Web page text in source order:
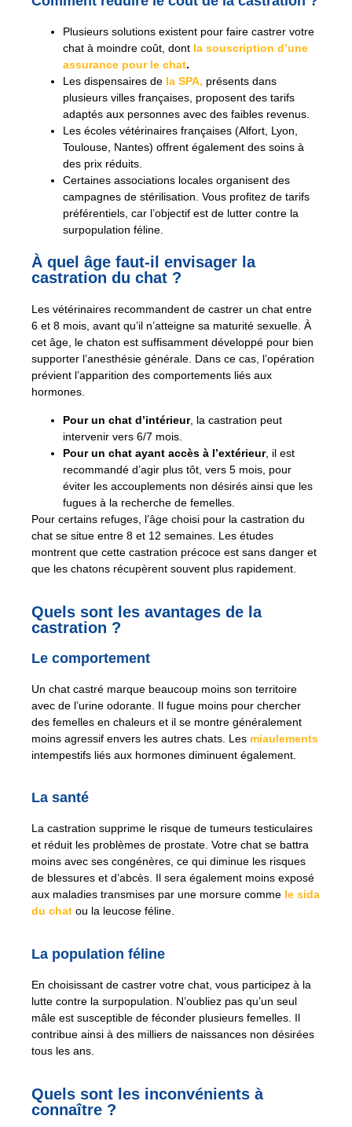
Plusieurs solutions existent pour faire castrer votre
chat à moindre coût, dont la souscription d’une
assurance pour le chat.
Les dispensaires de la SPA, présents dans
plusieurs villes françaises, proposent des tarifs
adaptés aux personnes avec des faibles revenus.
Les écoles vétérinaires françaises (Alfort, Lyon,
Toulouse, Nantes) offrent également des soins à
des prix réduits.
Certaines associations locales organisent des
campagnes de stérilisation. Vous profitez de tarifs
préférentiels, car l’objectif est de lutter contre la
surpopulation féline.
À quel âge faut-il envisager la
castration du chat ?
Les vétérinaires recommandent de castrer un chat entre
6 et 8 mois, avant qu’il n’atteigne sa maturité sexuelle. À
cet âge, le chaton est suffisamment développé pour bien
supporter l’anesthésie générale. Dans ce cas, l’opération
prévient l’apparition des comportements liés aux
hormones.
Pour un chat d’intérieur, la castration peut
intervenir vers 6/7 mois.
Pour un chat ayant accès à l’extérieur, il est
recommandé d’agir plus tôt, vers 5 mois, pour
éviter les accouplements non désirés ainsi que les
fugues à la recherche de femelles.
Pour certains refuges, l’âge choisi pour la castration du
chat se situe entre 8 et 12 semaines. Les études
montrent que cette castration précoce est sans danger et
que les chatons récupèrent souvent plus rapidement.
Quels sont les avantages de la
castration ?
Le comportement
Un chat castré marque beaucoup moins son territoire
avec de l’urine odorante. Il fugue moins pour chercher
des femelles en chaleurs et il se montre généralement
moins agressif envers les autres chats. Les miaulements
intempestifs liés aux hormones diminuent également.
La santé
La castration supprime le risque de tumeurs testiculaires
et réduit les problèmes de prostate. Votre chat se battra
moins avec ses congénères, ce qui diminue les risques
de blessures et d’abcès. Il sera également moins exposé
aux maladies transmises par une morsure comme le sida
du chat ou la leucose féline.
La population féline
En choisissant de castrer votre chat, vous participez à la
lutte contre la surpopulation. N’oubliez pas qu’un seul
mâle est susceptible de féconder plusieurs femelles. Il
contribue ainsi à des milliers de naissances non désirées
tous les ans.
Quels sont les inconvénients à
connaître ?